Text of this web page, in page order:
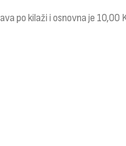
po kilaži i osnovna je 10,00